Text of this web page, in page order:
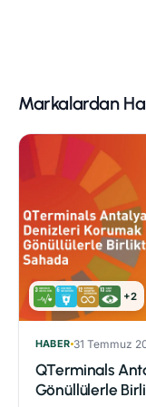
Markalardan
+2
HABER 31 Temmuz
QTerminals
Gönüllülerle